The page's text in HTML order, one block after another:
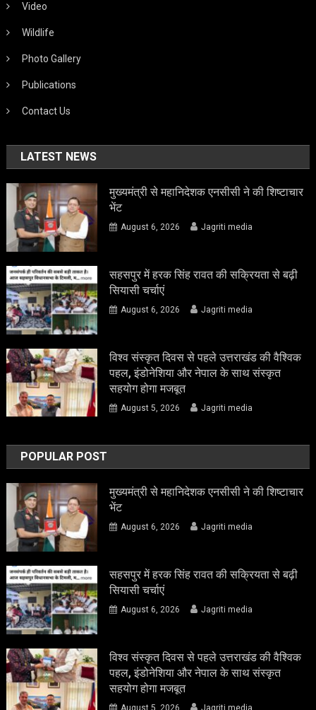
Video
Wildlife
Photo Gallery
Publications
Contact Us
LATEST NEWS
मुख्यमंत्री से महानिदेशक एनसीसी ने की शिष्टाचार
भेंट
August 6, 2026 Jagriti media
सहसपुर में हरक सिंह रावत की सक्रियता से बढ़ी
सियासी चर्चाएं
August 6, 2026 Jagriti media
विश्व संस्कृत दिवस से पहले उत्तराखंड की वैश्विक
पहल, इंडोनेशिया और नेपाल के साथ संस्कृत
सहयोग होगा मजबूत
August 5, 2026 Jagriti media
POPULAR POST
मुख्यमंत्री से महानिदेशक एनसीसी ने की शिष्टाचार
भेंट
August 6, 2026 Jagriti media
सहसपुर में हरक सिंह रावत की सक्रियता से बढ़ी
सियासी चर्चाएं
August 6, 2026 Jagriti media
विश्व संस्कृत दिवस से पहले उत्तराखंड की वैश्विक
पहल, इंडोनेशिया और नेपाल के साथ संस्कृत
सहयोग होगा मजबूत
August 5, 2026 Jagriti media